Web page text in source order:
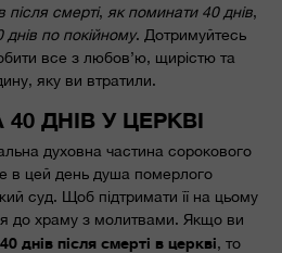
після смерті, як поминати 40 днів,
по покійному. Дотримуйтесь
все з любов’ю, щирістю та
яку ви втратили.
ДНІВ У ЦЕРКВІ
духовна частина сорокового
в цей день душа померлого
суд. Щоб підтримати її на цьому
до храму з молитвами. Якщо ви
днів після смерті в церкві, то